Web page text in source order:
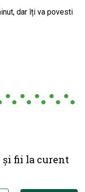
dar îți va povesti
și fii la curent